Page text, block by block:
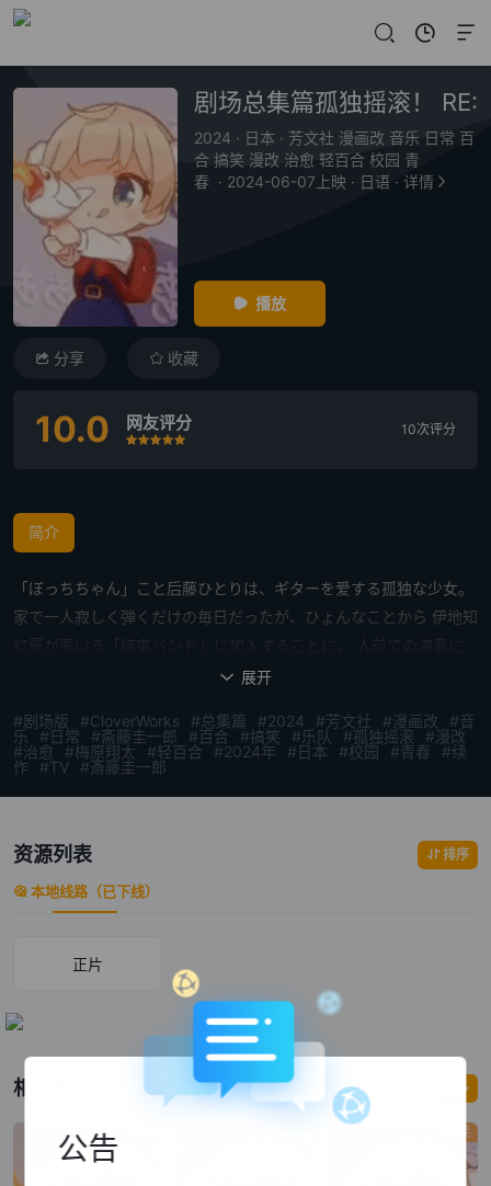
剧场总集篇孤独摇滚！ RE:
2024 · 日本 · 芳文社 漫画改 音乐 日常 百
合 搞笑 漫改 治愈 轻百合 校园 青
春 · 2024-06-07上映 · 日语 · 详情
播放
分享 收藏
10.0 网友评分
很差较差还行
推荐
力荐
10次评分
简介
「ぼっちちゃん」こと后藤ひとりは、ギターを爱する孤独な少女。
家で一人寂しく弾くだけの毎日だったが、ひょんなことから 伊地知
不惯れな后藤は、立派なバンドマンになれるのか――
 展开
#剧场版 #CloverWorks #总集篇 #2024 #芳文社 #漫画改
#音
乐
#日常 #斋藤圭一郎 #百合 #搞笑 #乐队 #孤独摇滚
#漫改
#治愈
#梅原翔太 #轻百合 #2024年 #日本 #校园 #青春
#续
作
#TV #斎藤圭一郎
资源列表 排序
本地线路（已下线）
正片
相关影片 更多
搞笑
公告